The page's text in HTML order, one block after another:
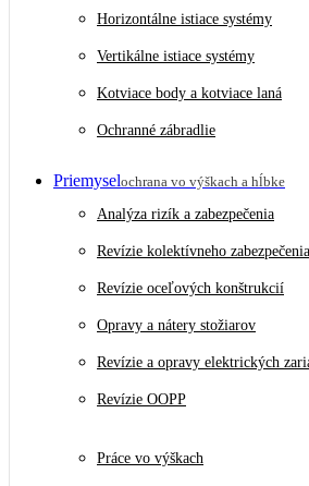
Horizontálne istiace systémy
Vertikálne istiace systémy
Kotviace body a kotviace laná
Ochranné zábradlie
Priemyselochrana vo výškach a hĺbke
Analýza rizík a zabezpečenia
Revízie kolektívneho zabezpečenia
Revízie oceľových konštrukcií
Opravy a nátery stožiarov
Revízie a opravy elektrických
Revízie OOPP
Práce vo výškach